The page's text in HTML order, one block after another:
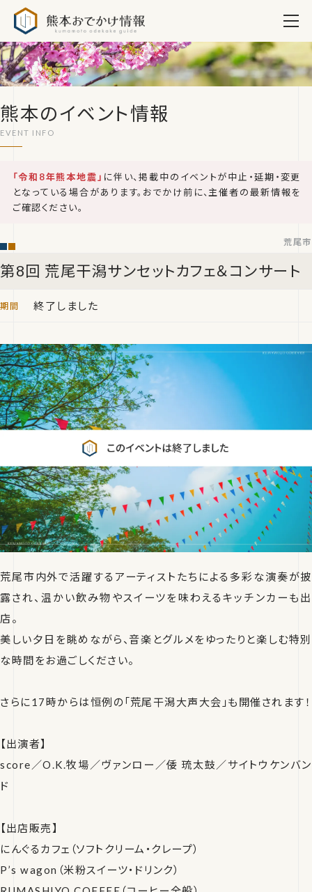
熊本のイベント情報
「令和8年熊本地震」 に伴い、掲載中のイベントが中止・延期・変更
となっている場合があります。おでかけ前に、主催者の最新情報を
ご確認ください。
第8回 荒尾干潟サンセットカフェ＆コンサート
荒尾市
終了しました
荒尾市内外で活躍するアーティストたちによる多彩な演奏が披
露され、温かい飲み物やスイーツを味わえるキッチンカーも出
店。
美しい夕日を眺めながら、音楽とグルメをゆったりと楽しむ特別
な時間をお過ごしください。
さらに17時からは恒例の「荒尾干潟大声大会」も開催されます！
【出演者】
score／O.K.牧場／ヴァンロー／倭 琉太鼓／サイトウケンバン
ド
【出店販売】
にんぐるカフェ（ソフトクリーム・クレープ）
P’s wagon（米粉スイーツ・ドリンク）